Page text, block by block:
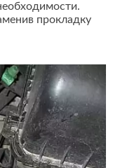
прокладку